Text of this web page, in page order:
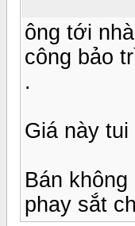
ông tới
công bảo
.
Giá này
Bán
phay sắt